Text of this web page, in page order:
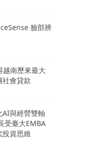
臉部辨
越南歷來最大
社會貸款
AI與經營雙軸
受臺大EMBA
資思維